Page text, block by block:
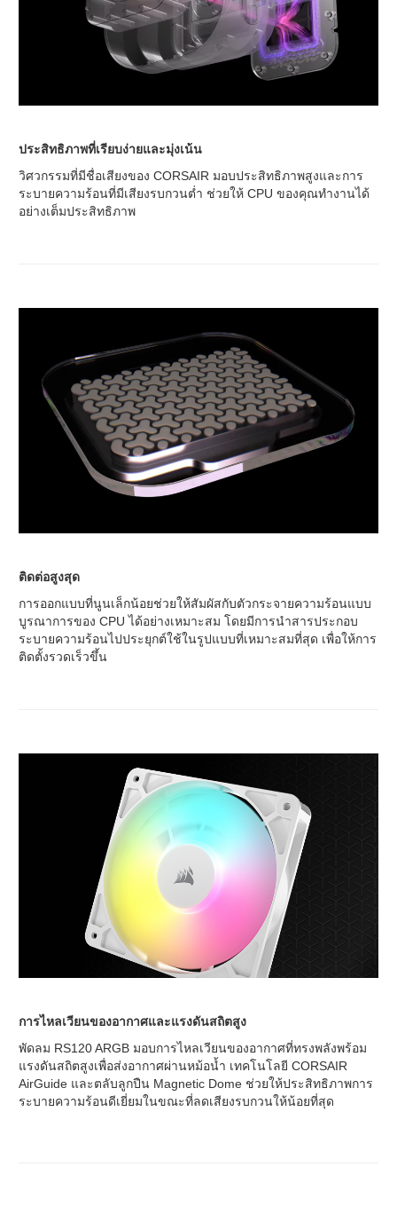
ประสิทธิภาพที่เรียบง่ายและมุ่งเน้น
วิศวกรรมที่มีชื่อเสียงของ CORSAIR มอบประสิทธิภาพสูงและการ
ระบายความร้อนที่มีเสียงรบกวนต่ำ ช่วยให้ CPU ของคุณทำงานได้
อย่างเต็มประสิทธิภาพ
ติดต่อสูงสุด
การออกแบบที่นูนเล็กน้อยช่วยให้สัมผัสกับตัวกระจายความร้อนแบบ
บูรณาการของ CPU ได้อย่างเหมาะสม โดยมีการนำสารประกอบ
ระบายความร้อนไปประยุกต์ใช้ในรูปแบบที่เหมาะสมที่สุด เพื่อให้การ
ติดตั้งรวดเร็วขึ้น
การไหลเวียนของอากาศและแรงดันสถิตสูง
พัดลม RS120 ARGB มอบการไหลเวียนของอากาศที่ทรงพลังพร้อม
แรงดันสถิตสูงเพื่อส่งอากาศผ่านหม้อน้ำ เทคโนโลยี CORSAIR
AirGuide และตลับลูกปืน Magnetic Dome ช่วยให้ประสิทธิภาพการ
ระบายความร้อนดีเยี่ยมในขณะที่ลดเสียงรบกวนให้น้อยที่สุด